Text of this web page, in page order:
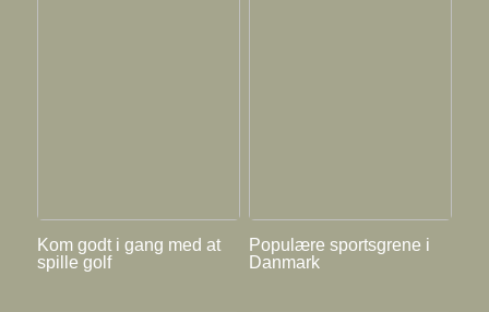
Kom godt i gang med at
spille golf
Populære sportsgrene i
Danmark